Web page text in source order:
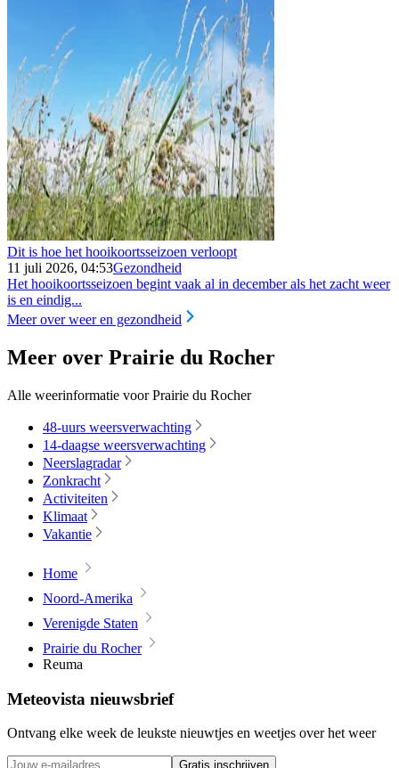
Dit is hoe het hooikoortsseizoen verloopt
11 juli 2026, 04:53Gezondheid
Het hooikoortsseizoen begint vaak al in december als het zacht weer
is en eindig...
Meer over weer en gezondheid
Meer over Prairie du Rocher
Alle weerinformatie voor Prairie du Rocher
48-uurs weersverwachting
14-daagse weersverwachting
Neerslagradar
Zonkracht
Activiteiten
Klimaat
Vakantie
Home
Noord-Amerika
Verenigde Staten
Prairie du Rocher
Reuma
Meteovista nieuwsbrief
Ontvang elke week de leukste nieuwtjes en weetjes over het weer
Gratis inschrijven